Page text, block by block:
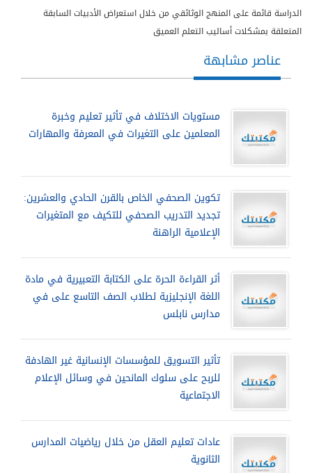
الدراسة قائمة على المنهج الوثائقي من خلال استعراض الأدبيات السابقة
المتعلقة بمشكلات أساليب التعلم العميق
عناصر مشابهة
مستويات الاختلاف في تأثير تعليم وخبرة
المعلمين على التغيرات في المعرفة والمهارات
تكوين الصحفي الخاص بالقرن الحادي والعشرين:
تجديد التدريب الصحفي للتكيف مع المتغيرات
الإعلامية الراهنة
أثر القراءة الحرة على الكتابة التعبيرية في مادة
اللغة الإنجليزية لطلاب الصف التاسع على في
مدارس نابلس
تأثير التسويق للمؤسسات الإنسانية غير الهادفة
للربح على سلوك المانحين في وسائل الإعلام
الاجتماعية
عادات تعليم العقل من خلال رياضيات المدارس
الثانوية